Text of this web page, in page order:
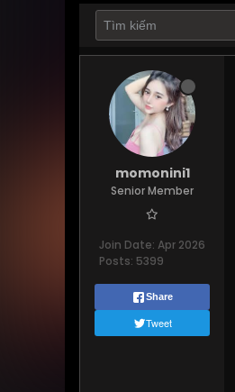
momonini1
Senior Member
Join Date: Apr 2026
Posts: 5399
Share
Tweet